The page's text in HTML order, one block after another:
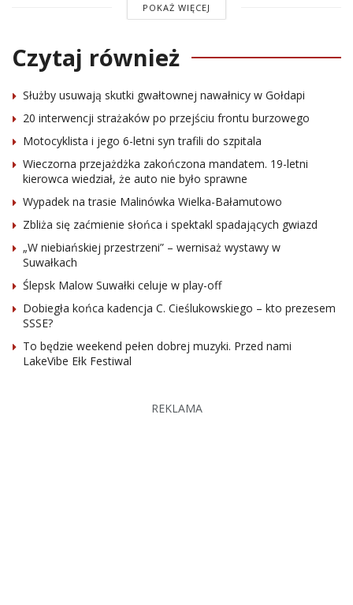
POKAŻ WIĘCEJ
Czytaj również
Służby usuwają skutki gwałtownej nawałnicy w Gołdapi
20 interwencji strażaków po przejściu frontu burzowego
Motocyklista i jego 6-letni syn trafili do szpitala
Wieczorna przejażdżka zakończona mandatem. 19-letni
kierowca wiedział, że auto nie było sprawne
Wypadek na trasie Malinówka Wielka-Bałamutowo
Zbliża się zaćmienie słońca i spektakl spadających gwiazd
„W niebiańskiej przestrzeni” – wernisaż wystawy w
Suwałkach
Ślepsk Malow Suwałki celuje w play-off
Dobiegła końca kadencja C. Cieślukowskiego – kto prezesem
SSSE?
To będzie weekend pełen dobrej muzyki. Przed nami
LakeVibe Ełk Festiwal
REKLAMA